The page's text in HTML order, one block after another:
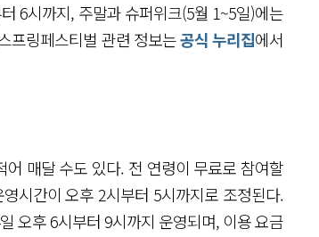
6시까지, 주말과 슈퍼위크(5월 1~5일)에는
프링페스티벌 관련 정보는공식 누리집에서
어 매달 수도 있다. 전 연령이 무료로 참여할
시간이 오후 2시부터 5시까지로 조정된다.
오후 6시부터 9시까지 운영되며, 이용 요금